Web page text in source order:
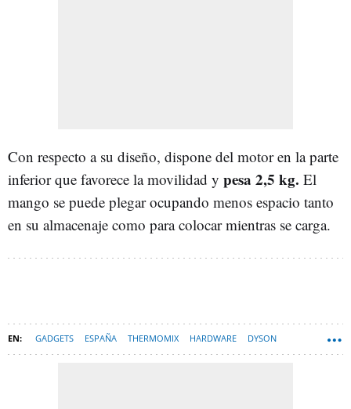
Con respecto a su diseño, dispone del motor en la parte
inferior que favorece la movilidad y pesa 2,5 kg. El
mango se puede plegar ocupando menos espacio tanto
en su almacenaje como para colocar mientras se carga.
GADGETS ESPAÑA THERMOMIX HARDWARE DYSON